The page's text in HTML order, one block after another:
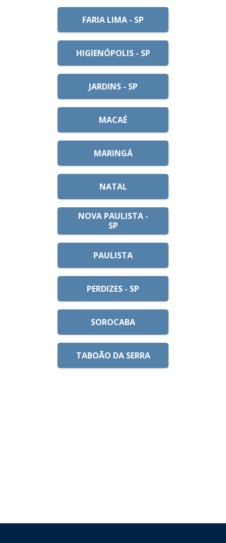
FARIA LIMA - SP
HIGIENÓPOLIS - SP
JARDINS - SP
MACAÉ
MARINGÁ
NATAL
NOVA PAULISTA -
SP
PAULISTA
PERDIZES - SP
SOROCABA
TABOÃO DA SERRA